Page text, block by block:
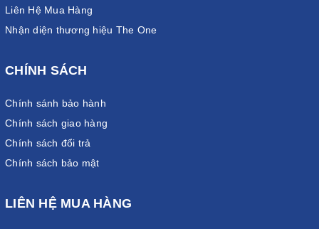
Liên Hệ Mua Hàng
Nhận diện thương hiệu The One
CHÍNH SÁCH
Chính sánh bảo hành
Chính sách giao hàng
Chính sách đổi trả
Chính sách bảo mật
LIÊN HỆ MUA HÀNG